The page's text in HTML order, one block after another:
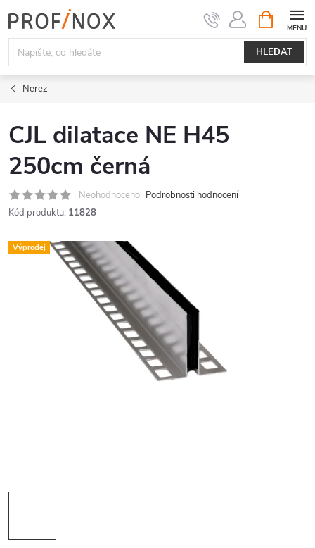
na
obsah
HLEDAT
NÁKUPNÍ
KOŠÍK
Nerez
CJL dilatace NE H45
250cm černá
Neohodnoceno Podrobnosti hodnocení
Kód produktu: 11828
Výprodej